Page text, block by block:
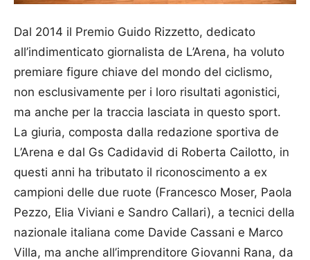
Dal 2014 il Premio Guido Rizzetto, dedicato
all’indimenticato giornalista de L’Arena, ha voluto
premiare figure chiave del mondo del ciclismo,
non esclusivamente per i loro risultati agonistici,
ma anche per la traccia lasciata in questo sport.
La giuria, composta dalla redazione sportiva de
L’Arena e dal Gs Cadidavid di Roberta Cailotto, in
questi anni ha tributato il riconoscimento a ex
campioni delle due ruote (Francesco Moser, Paola
Pezzo, Elia Viviani e Sandro Callari), a tecnici della
nazionale italiana come Davide Cassani e Marco
Villa, ma anche all’imprenditore Giovanni Rana, da